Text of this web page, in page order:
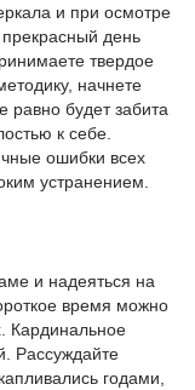
и при осмотре
день
твердое
начнете
равно будет забита
к себе.
ошибки всех
устранением.
и надеяться на
время можно
Кардинальное
Рассуждайте
годами,